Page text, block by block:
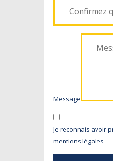
Message
Je reconnais avoir
mentions légales.